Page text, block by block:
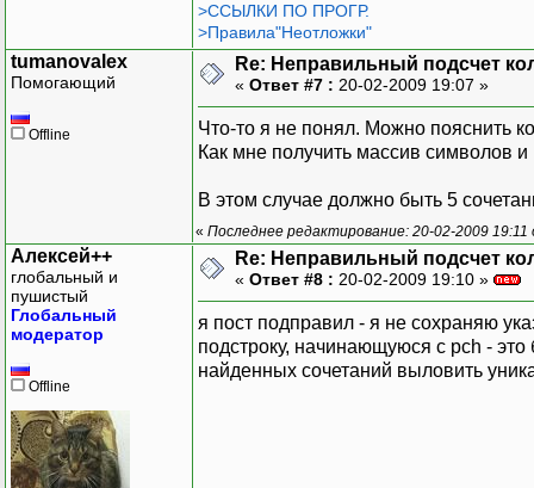
>ССЫЛКИ ПО ПРОГР.
>Правила"Неотложки"
tumanovalex
Помогающий
Offline
Re: Неправильный подсчет
« Ответ #7 : 20-02-2009 19:07 »
Что-то я не понял. Можно пояснить
Как мне получить массив символов
В этом случае должно быть 5
« Последнее редактирование: 20-02-2009 19:11
Алексей++
глобальный и
пушистый
Глобальный
модератор
Offline
Re: Неправильный подсчет
« Ответ #8 : 20-02-2009 19:10 »
я пост подправил - я не сохраняю
подстроку, начинающуюся с pch -
найденных сочетаний выловить